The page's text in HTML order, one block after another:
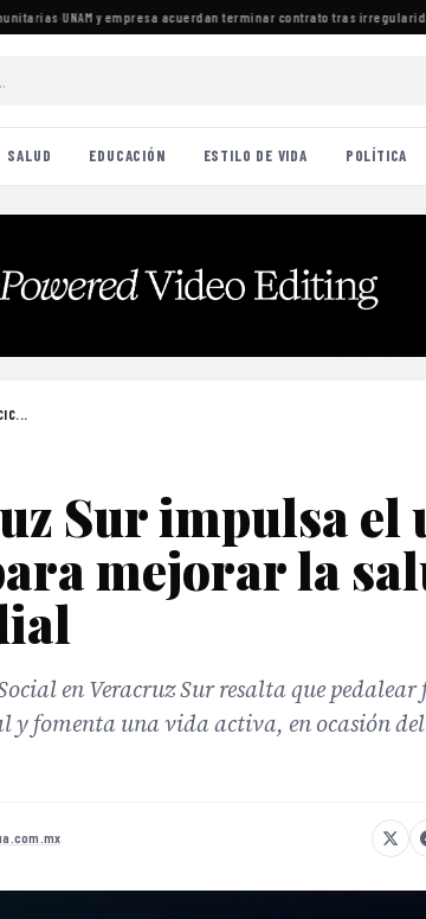
·UNAM y empresa acuerdan terminar contrato tras
SALUD EDUCACIÓN ESTILO DE VIDA POLÍTICA
Sur impulsa el
mejorar la
en Veracruz Sur resalta que pedalear
y fomenta una vida activa, en ocasión